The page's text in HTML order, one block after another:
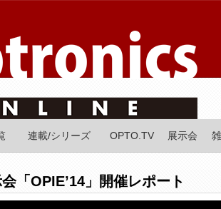
連載/シリーズ OPTO.TV 展示会
「OPIE’14」開催レポート